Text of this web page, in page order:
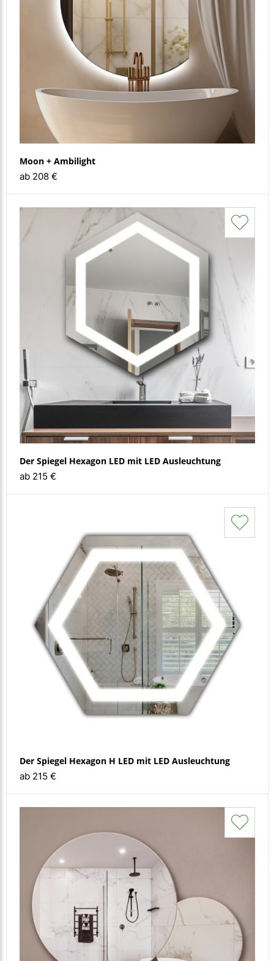
Moon + Ambilight
ab 208 €
Der Spiegel Hexagon LED mit LED Ausleuchtung
ab 215 €
Der Spiegel Hexagon H LED mit LED Ausleuchtung
ab 215 €